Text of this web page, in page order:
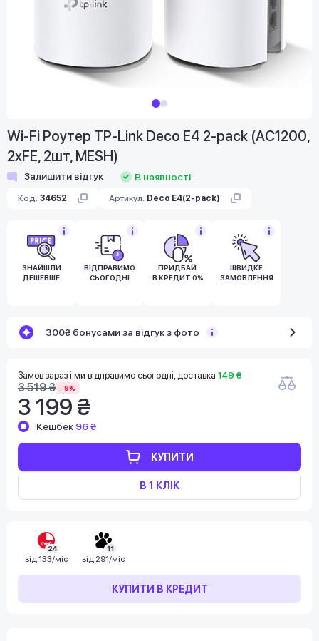
Wi-Fi Роутер TP-Link Deco E4 2-pack (AC1200,
2xFE, 2шт, MESH)
Залишити відгук В наявності
Код: 34652 Артикул: Deco E4(2-pack)
ЗНАЙШЛИ
ДЕШЕВШЕ
ВІДПРАВИМО
СЬОГОДНІ
ПРИДБАЙ
В КРЕДИТ 0%
ШВИДКЕ
ЗАМОВЛЕННЯ
300₴ бонусами за відгук з фото
Замов зараз і ми відправимо сьогодні, доставка 149 ₴
3 519 ₴ -9%
3 199 ₴
КУПИТИ
В 1 КЛІК
Кешбек 96 ₴
24
від 133/міс
11
від 291/міс
КУПИТИ В КРЕДИТ